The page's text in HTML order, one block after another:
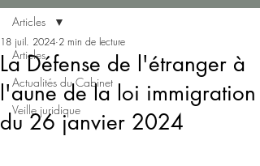
Articles
Actualités du Cabinet
Veille juridique
Articles
La Défense de l'étranger à
l'aune de la loi immigration
du 26 janvier 2024
18 juil. 2024 2 min de lecture